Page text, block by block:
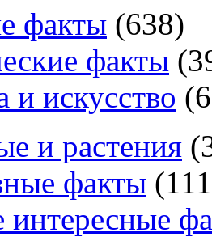
факты (638)
факты (
и искусство (
и растения (
факты (111
интересные